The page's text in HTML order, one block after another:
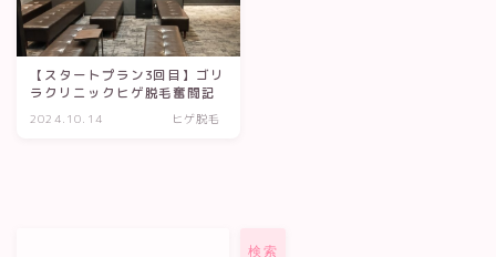
【スタートプラン3回目】ゴリ
ラクリニックヒゲ脱毛奮闘記
2024.10.14 ヒゲ脱毛
検索